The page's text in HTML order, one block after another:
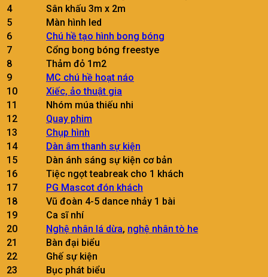
4
Sân khấu 3m x 2m
5
Màn hình led
6
Chú hề tạo hình bong bóng
7
Cổng bong bóng freestye
8
Thảm đỏ 1m2
9
MC chú hề hoạt náo
10
Xiếc, ảo thuật gia
11
Nhóm múa thiếu nhi
12
Quay phim
13
Chụp hình
14
Dàn âm thanh sự kiện
15
Dàn ánh sáng sự kiện cơ bản
16
Tiệc ngọt teabreak cho 1 khách
17
PG Mascot đón khách
18
Vũ đoàn 4-5 dance nhảy 1 bài
19
Ca sĩ nhí
20
Nghệ nhân lá dừa, nghệ nhân tò he
21
Bàn đại biểu
22
Ghế sự kiện
23
Bục phát biểu